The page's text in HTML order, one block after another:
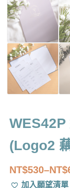
WES42P
(Logo2
NT$530–NT$
價
加入願望清單